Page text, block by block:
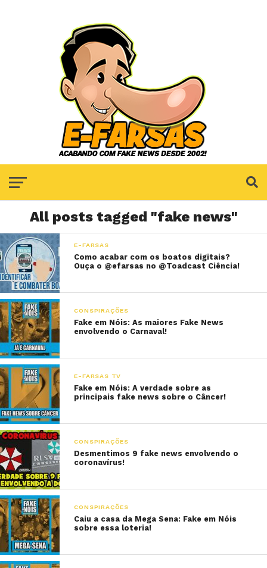
All posts tagged "fake news"
E-FARSAS
Como acabar com os boatos digitais?
Ouça o @efarsas no @Toadcast Ciência!
CONSPIRAÇÕES
Fake em Nóis: As maiores Fake News
envolvendo o Carnaval!
E-FARSAS TV
Fake em Nóis: A verdade sobre as
principais fake news sobre o Câncer!
CONSPIRAÇÕES
Desmentimos 9 fake news envolvendo o
coronavírus!
CONSPIRAÇÕES
Caiu a casa da Mega Sena: Fake em Nóis
sobre essa loteria!